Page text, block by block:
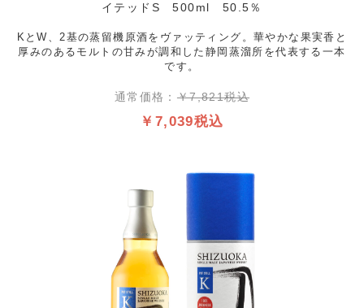
イテッドS 500ml 50.5％
KとW、2基の蒸留機原酒をヴァッティング。華やかな果実香と
厚みのあるモルトの甘みが調和した静岡蒸溜所を代表する一本
です。
通常価格： ￥7,821税込
￥7,039税込